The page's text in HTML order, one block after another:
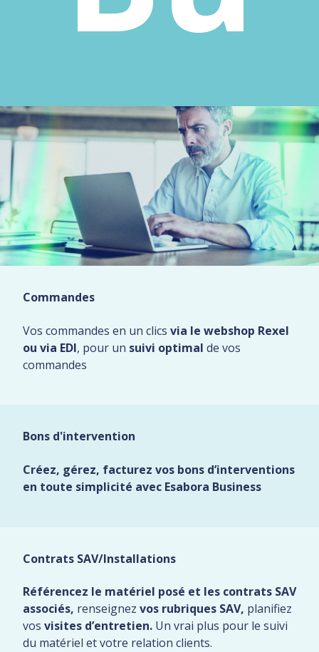
Commandes
Vos commandes en un clics via le webshop Rexel
ou via EDI, pour un suivi optimal de vos
commandes
Bons d'intervention
Créez, gérez, facturez vos bons d’interventions
en toute simplicité avec Esabora Business
Contrats SAV/Installations
Référencez le matériel posé et les contrats SAV
associés, renseignez vos rubriques SAV, planifiez
vos visites d’entretien. Un vrai plus pour le suivi
du matériel et votre relation clients.